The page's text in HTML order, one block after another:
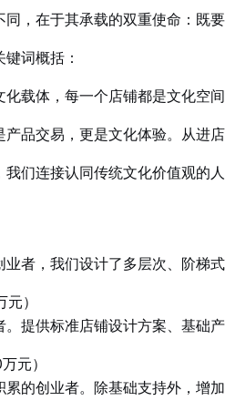
，在于其承载的双重使命：既
词概括：
化载体，每一个店铺都是文化空
产品交易，更是文化体验。从
我们连接认同传统文化价值观的
者，我们设计了多层次、阶梯
）
提供标准店铺设计方案、基
元）
的创业者。除基础支持外，